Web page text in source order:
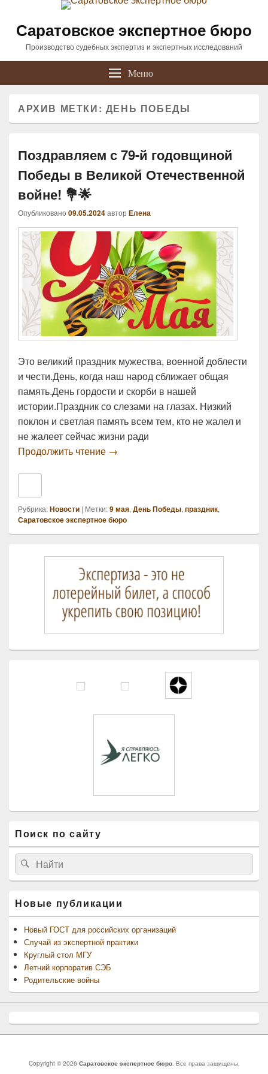
Саратовское экспертное бюро
Производство судебных экспертиз и экспертных исследований
Меню
АРХИВ МЕТКИ: ДЕНЬ ПОБЕДЫ
Поздравляем с 79-й годовщиной
Победы в Великой Отечественной
войне! 💐🌟
Опубликовано 09.05.2024автор Елена
Это великий праздник мужества, военной доблести
и чести.День, когда наш народ сближает общая
память.День гордости и скорби в нашей
истории.Праздник со слезами на глазах. Низкий
поклон и светлая память всем тем, кто не жалел и
не жалеет сейчас жизни ради
Продолжить чтение Поздравляем с 79-й годовщиной
→
Рубрика:Новости | Метки:9 мая,День Победы,праздник,
Саратовское экспертное бюро
Поиск по сайту
Найти:Поиск
Новые публикации
Новый ГОСТ для российских организаций
Случай из экспертной практики
Круглый стол МГУ
Летний корпоратив СЭБ
Родительские войны
Copyright © 2026 Саратовское экспертное бюро. Все права защищены.